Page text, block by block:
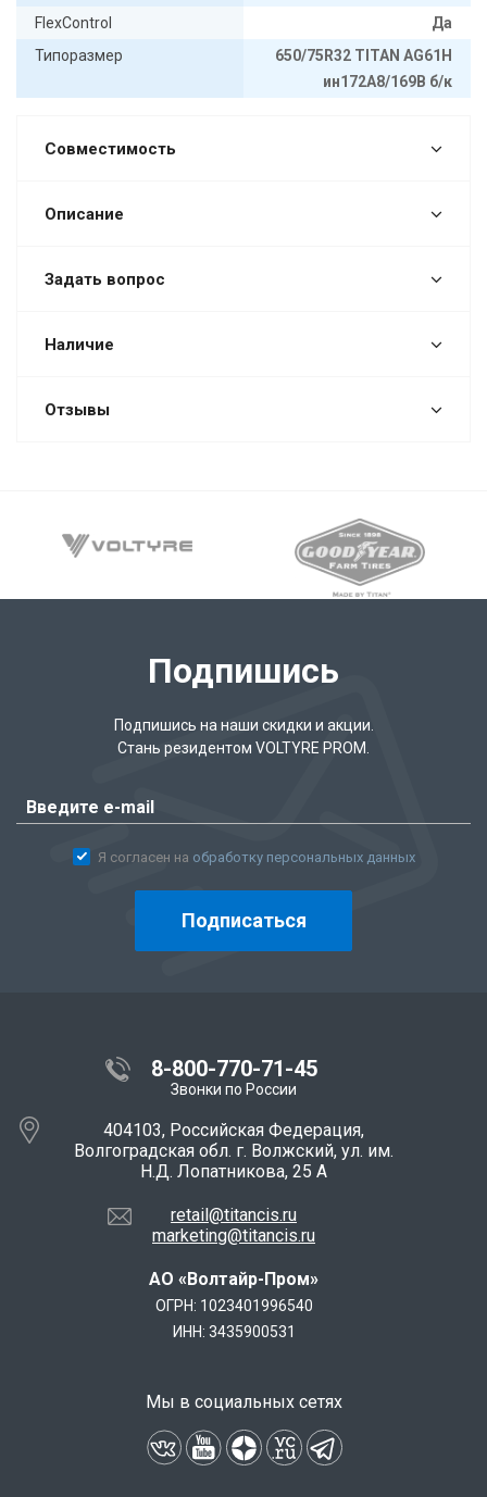
FlexControl
Да
Типоразмер
650/75R32 TITAN AG61H
ин172A8/169B б/к
Совместимость
Описание
Задать вопрос
Наличие
Отзывы
Подпишись
Подпишись на наши скидки и акции.
Стань резидентом VOLTYRE PROM.
Я согласен на обработку персональных данных
Подписаться
8-800-770-71-45
Звонки по России
404103, Российская Федерация,
Волгоградская обл. г. Волжский, ул. им.
Н.Д. Лопатникова, 25 А
retail@titancis.ru
marketing@titancis.ru
АО «Волтайр-Пром»
ОГРН: 1023401996540
ИНН: 3435900531
Мы в социальных сетях